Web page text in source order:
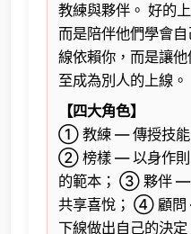
教練與夥伴。 好的
而是陪伴他們學會
線依賴你，而是讓
至成為別人的上線。
【四大角色】
① 教練 — 傳授技能
② 榜樣 — 以身作則
的範本； ③ 夥伴 —
共享喜悅； ④ 顧問
下線做出自己的決